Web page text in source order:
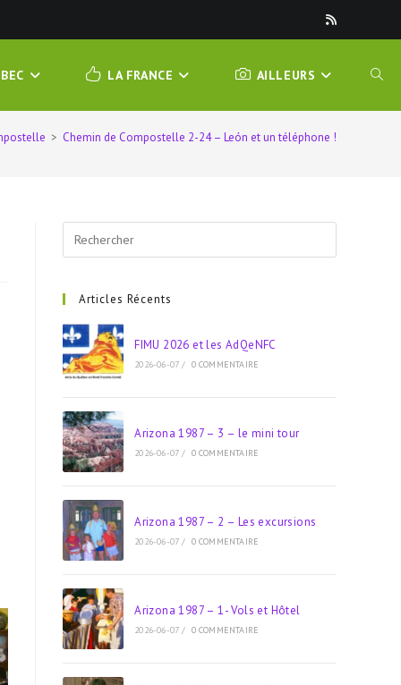
LA FRANCE AILLEURS
> Chemin de Compostelle 2-24 – León et un téléphone !
Escape
Articles Récents
FIMU 2026 et les AdQeNFC
2026-06-07 / 0 COMMENTAIRE
Arizona 1987 – 3 – le mini tour
2026-06-07 / 0 COMMENTAIRE
Arizona 1987 – 2 – Les excursions
2026-06-07 / 0 COMMENTAIRE
Arizona 1987 – 1- Vols et Hôtel
2026-06-07 / 0 COMMENTAIRE